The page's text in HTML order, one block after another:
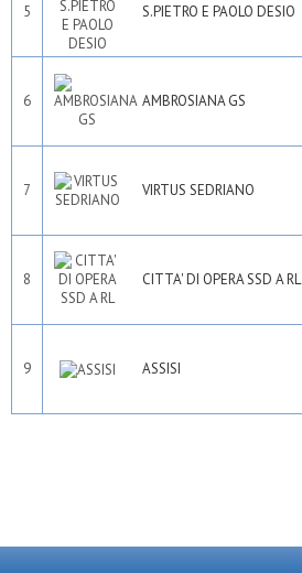
5 S.PIETRO E PAOLO DESIO
6 AMBROSIANA GS
7 VIRTUS SEDRIANO
8 CITTA' DI OPERA SSD A RL
9 ASSISI